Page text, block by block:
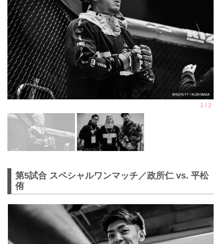
第5試合 スペシャルワンマッチ／政所仁 vs. 平松
侑